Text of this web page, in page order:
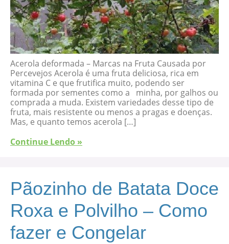
Acerola deformada – Marcas na Fruta Causada por
Percevejos Acerola é uma fruta deliciosa, rica em
vitamina C e que frutifica muito, podendo ser
formada por sementes como a minha, por galhos ou
comprada a muda. Existem variedades desse tipo de
fruta, mais resistente ou menos a pragas e doenças.
Mas, e quanto temos acerola […]
Continue Lendo »
Pãozinho de Batata Doce
Roxa e Polvilho – Como
fazer e Congelar